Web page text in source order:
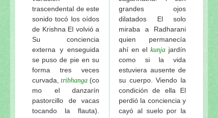
trascendental de este
sonido tocó los oídos
de Krishna El volvió a
Su conciencia
externa y enseguida
se puso de pie en su
forma tres veces
curvada, tribhanga (co
mo el danzarín
pastorcillo de vacas
tocando la flauta).
grandes ojos
dilatados El solo
miraba a Radharani
quien permanecía
ahí en el kunja jardín
como si la vida
estuviera ausente de
su cuerpo. Viendo la
condición de ella El
perdió la conciencia y
cayó al suelo por la